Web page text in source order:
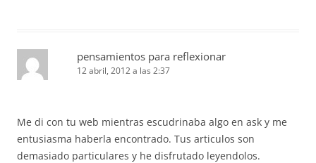
pensamientos para reflexionar
12 abril, 2012 a las 2:37
Me di con tu web mientras escudrinaba algo en ask y me
entusiasma haberla encontrado. Tus articulos son
demasiado particulares y he disfrutado leyendolos.